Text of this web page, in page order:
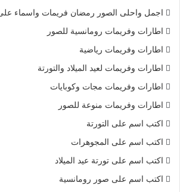
اجمل واحلى الصور رمضان فريمات واسماء
اطارات وفريمات رومانسية للصور
اطارات وفريمات رياضية
اطارات وفريمات لعيد الميلاد والتورتة
اطارات وفريمات مجات وكوبايات
اطارات وفريمات منوعة للصور
اكتب اسم على التورتة
اكتب اسم على المجوهرات
اكتب اسم على تورتة عيد الميلاد
اكتب اسم على صور رومانسية